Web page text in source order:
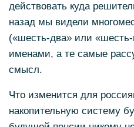
действовать куда
назад мы видели
(«шесть-два» или
именами, а те самые
смысл.
Что изменится для
накопительную систему